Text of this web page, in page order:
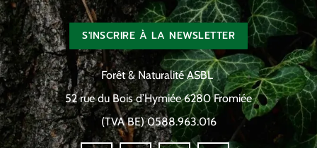
S'INSCRIRE À LA NEWSLETTER
Forêt & Naturalité ASBL
52 rue du Bois d’Hymiée 6280 Fromiée
(TVA BE) 0588.963.016